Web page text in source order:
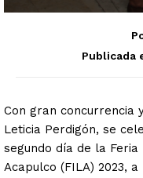
Publicada
Con gran concurrencia
Leticia Perdigón, se
segundo día de la
Acapulco (FILA) 2023,